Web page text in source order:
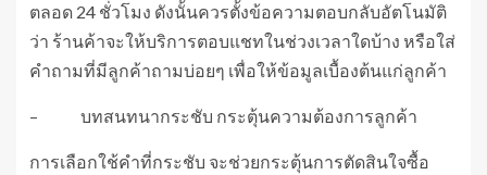
ตลอด 24 ชั่วโมง ดังนั้นควรตั้งข้อความตอบกลับอัตโนมัติ
ว่า ร้านค้าจะให้บริการตอบแชทในช่วงเวลาใดบ้าง หรือใส่
คำถามที่มีลูกค้าถามบ่อยๆ เพื่อให้ข้อมูลเบื้องต้นแก่ลูกค้า
– บทสนทนากระชับ กระตุ้นความต้องการลูกค้า
การเลือกใช้คำที่กระชับ จะช่วยกระตุ้นการตัดสินใจซื้อ